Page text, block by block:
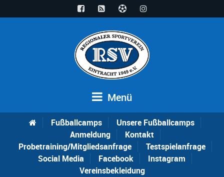
Menü
Fußballcamps
Unsere Fußballcamps
Anmeldung
Kontakt
Probetraining/Mitgliedsanfrage
Testspielanfrage
Social Media
Facebook
Instagram
Vereinsbekleidung